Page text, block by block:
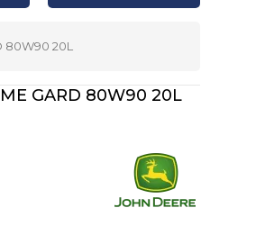
80W90 20L
GARD 80W90 20L